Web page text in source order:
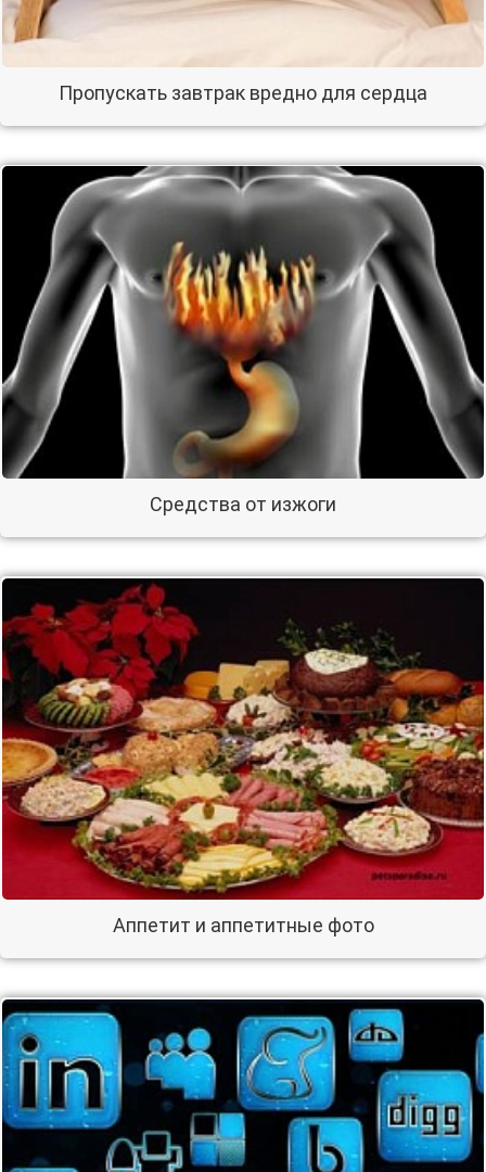
Пропускать завтрак вредно для сердца
Средства от изжоги
Аппетит и аппетитные фото